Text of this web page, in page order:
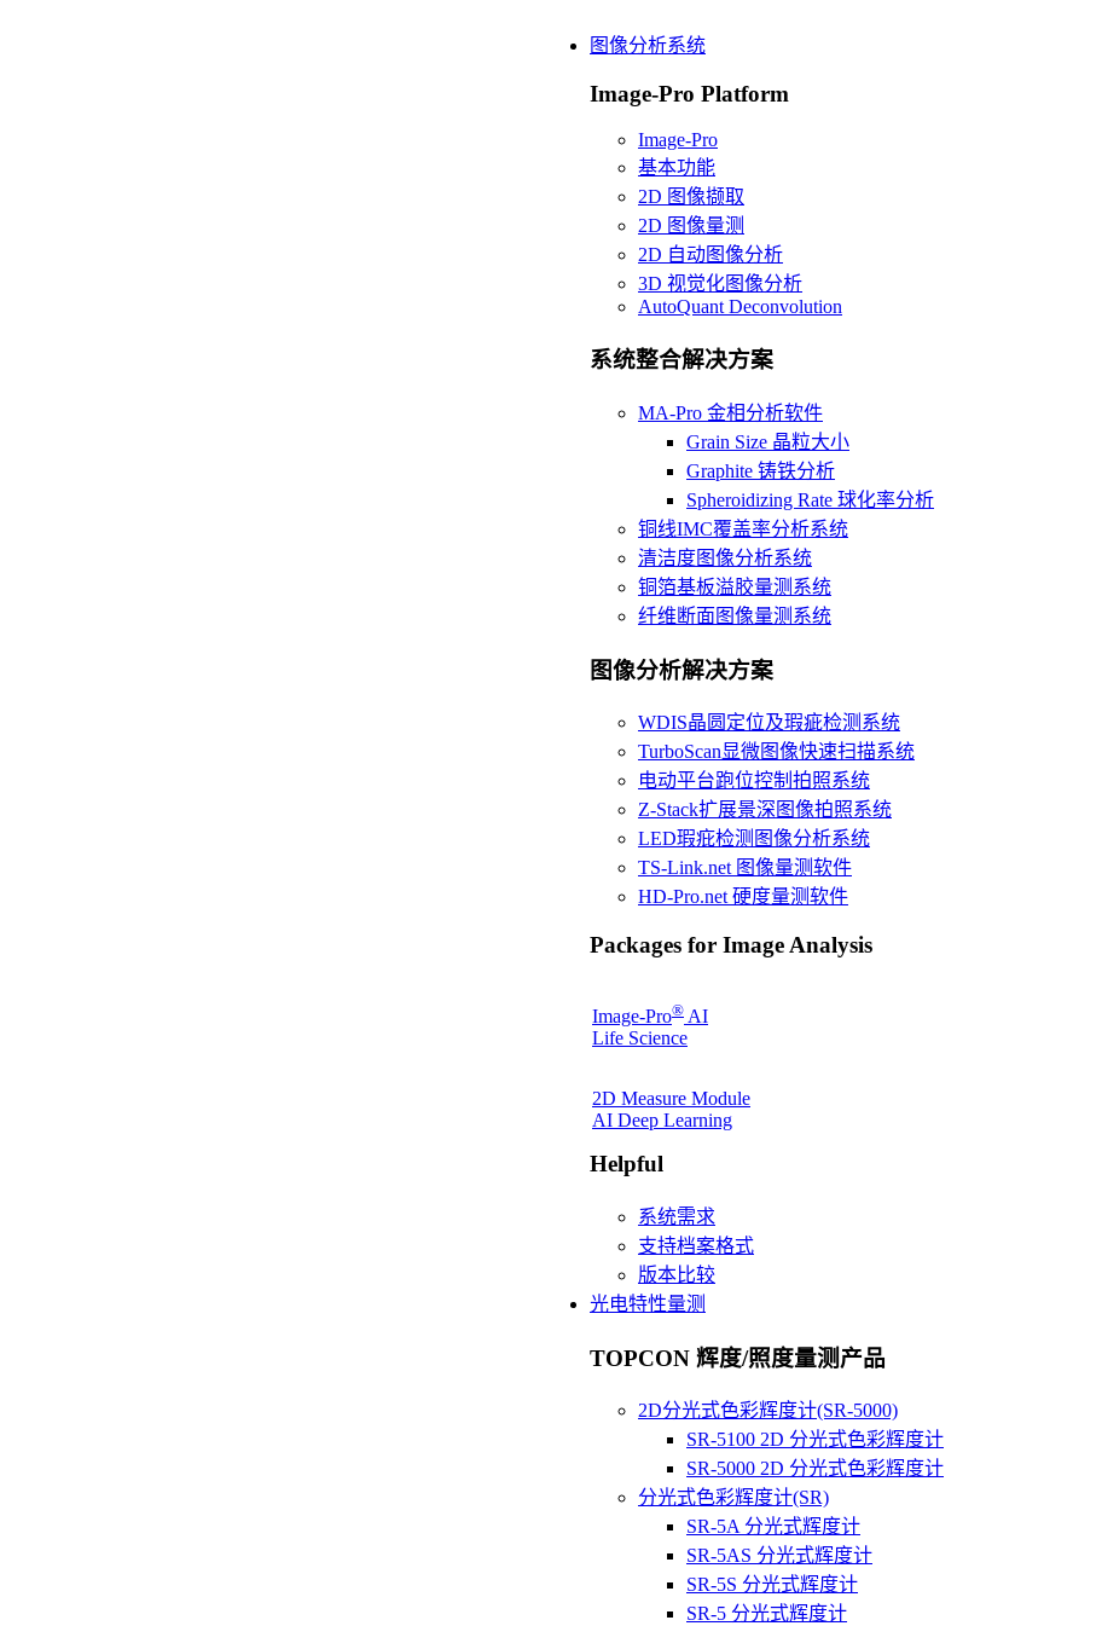
图像分析系统
Image-Pro Platform
Image-Pro
基本功能
2D 图像撷取
2D 图像量测
2D 自动图像分析
3D 视觉化图像分析
AutoQuant Deconvolution
系统整合解决方案
MA-Pro 金相分析软件
Grain Size 晶粒大小
Graphite 铸铁分析
Spheroidizing Rate 球化率分析
铜线IMC覆盖率分析系统
清洁度图像分析系统
铜箔基板溢胶量测系统
纤维断面图像量测系统
图像分析解决方案
WDIS晶圆定位及瑕疵检测系统
TurboScan显微图像快速扫描系统
电动平台跑位控制拍照系统
Z-Stack扩展景深图像拍照系统
LED瑕疪检测图像分析系统
TS-Link.net 图像量测软件
HD-Pro.net 硬度量测软件
Packages for Image Analysis
Image-Pro® AI
Life Science
2D Measure Module
AI Deep Learning
Helpful
系统需求
支持档案格式
版本比较
光电特性量测
TOPCON 辉度/照度量测产品
2D分光式色彩辉度计(SR-5000)
SR-5100 2D 分光式色彩辉度计
SR-5000 2D 分光式色彩辉度计
分光式色彩辉度计(SR)
SR-5A 分光式辉度计
SR-5AS 分光式辉度计
SR-5S 分光式辉度计
SR-5 分光式辉度计